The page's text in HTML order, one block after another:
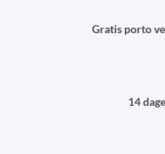
Gratis porto
14